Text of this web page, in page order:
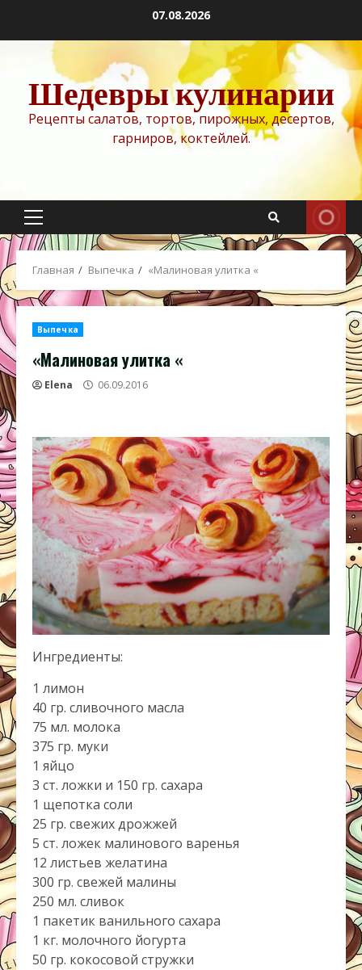
содержимому
07.08.2026
Шедевры кулинарии
Рецепты салатов, тортов, пирожных, десертов,
гарниров, коктейлей.
Основное
меню
Главная Выпечка «Малиновая улитка «
Выпечка
«Малиновая улитка «
Elena 06.09.2016
Ингредиенты:
1 лимон
40 гр. сливочного масла
75 мл. молока
375 гр. муки
1 яйцо
3 ст. ложки и 150 гр. сахара
1 щепотка соли
25 гр. свежих дрожжей
5 ст. ложек малинового варенья
12 листьев желатина
300 гр. свежей малины
250 мл. сливок
1 пакетик ванильного сахара
1 кг. молочного йогурта
50 гр. кокосовой стружки